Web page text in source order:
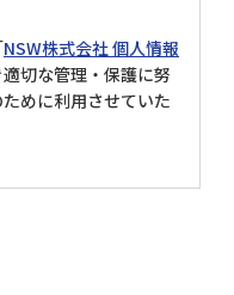
NSW株式会社 個人情報
適切な管理‧保護に努
めに利用させていた